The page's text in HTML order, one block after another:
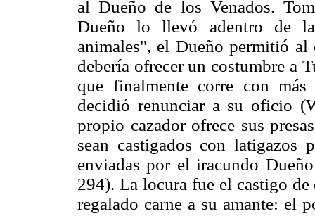
al Dueño de los Venados.
Dueño lo llevó adentro de la
animales", el Dueño permitió al
debería ofrecer un costumbre a
que finalmente corre con más
decidió renunciar a su oficio
propio cazador ofrece sus
sean castigados con latigazos
enviadas por el iracundo
294). La locura fue el castigo
regalado carne a su amante: el